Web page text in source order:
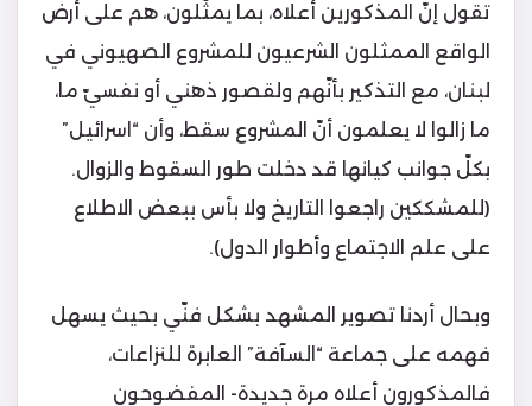
تقول إنّ المذكورين أعلاه، بما يمثّلون، هم على أرض
الواقع الممثلون الشرعيون للمشروع الصهيوني في
لبنان، مع التذكير بأنّهم ولقصور ذهني أو نفسيّ ما،
ما زالوا لا يعلمون أنّ المشروع سقط، وأن “اسرائيل”
بكلّ جوانب كيانها قد دخلت طور السقوط والزوال.
(للمشككين راجعوا التاريخ ولا بأس ببعض الاطلاع
على علم الاجتماع وأطوار الدول).
وبحال أردنا تصوير المشهد بشكل فنّي بحيث يسهل
فهمه على جماعة “السآفة” العابرة للنزاعات،
فالمذكورون أعلاه مرة جديدة- المفضوحون